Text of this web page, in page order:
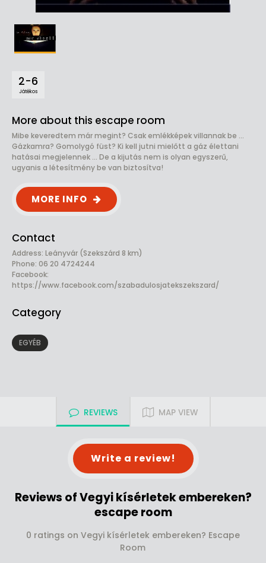
2-6
Játékos
More about this escape room
Mibe keveredtem már megint? Csak emlékképek villannak be ...
Gázkamra? Gomolygó füst? Ki kell jutni mielőtt a gáz élettani
hatásai megjelennek ... De a kijutás nem is olyan egyszerű,
ugyanis a létesítmény be van biztosítva!
MORE INFO
Contact
Address: Leányvár (Szekszárd 8 km)
Phone: 06 20 4724244
Facebook:
https://www.facebook.com/szabadulosjatekszekszard/
Category
EGYÉB
REVIEWS MAP VIEW
Write a review!
Reviews of Vegyi kísérletek embereken?
escape room
0 ratings on Vegyi kísérletek embereken? Escape
Room